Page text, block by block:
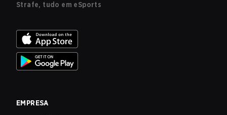
Strafe, tudo em eSports
EMPRESA